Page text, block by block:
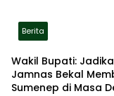
Berita
Wakil Bupati:
Jamnas Bekal
Sumenep di Masa